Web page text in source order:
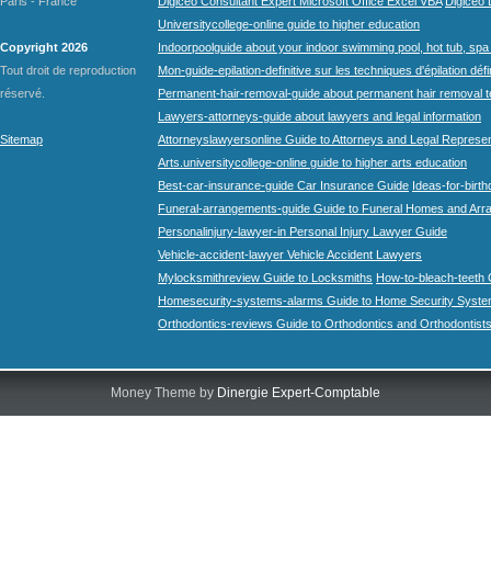
Copyright 2026
Tout droit de reproduction
réservé.
Sitemap
Universitycollege-online guide to higher education
Indoorpoolguide about your indoor swimming pool, hot tub,
Mon-guide-epilation-definitive sur les techniques d'épilation
Permanent-hair-removal-guide about permanent hair removal
Lawyers-attorneys-guide about lawyers and legal information
Attorneyslawyersonline Guide to Attorneys and Legal
Arts.universitycollege-online guide to higher arts education
Best-car-insurance-guide Car Insurance Guide Ideas-for-
Funeral-arrangements-guide Guide to Funeral Homes and
Personalinjury-lawyer-in Personal Injury Lawyer Guide
Vehicle-accident-lawyer Vehicle Accident Lawyers
Mylocksmithreview Guide to Locksmiths How-to-bleach-teeth
Homesecurity-systems-alarms Guide to Home Security
Orthodontics-reviews Guide to Orthodontics and Orthodontists
Money Theme by Dinergie Expert-Comptable